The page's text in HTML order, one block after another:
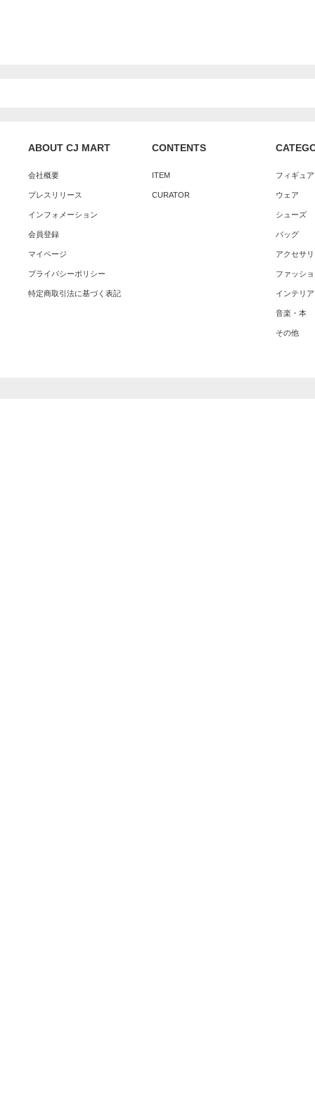
ABOUT CJ MART
会社概要
プレスリリース
インフォメーション
会員登録
マイページ
プライバシーポリシー
特定商取引法に基づく表記
CONTENTS
ITEM
CURATOR
フィギュ
ウェア
シューズ
バッグ
アクセサ
ファッシ
インテリア
音楽・本
その他